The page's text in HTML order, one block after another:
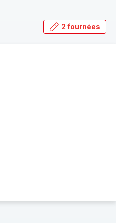
2 fournées